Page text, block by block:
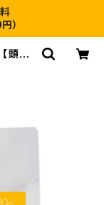
）
頭皮